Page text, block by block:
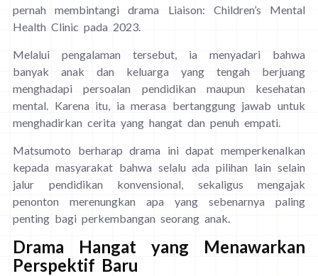
pernah membintangi drama Liaison: Children’s Mental
Health Clinic pada 2023.
Melalui pengalaman tersebut, ia menyadari bahwa
banyak anak dan keluarga yang tengah berjuang
menghadapi persoalan pendidikan maupun kesehatan
mental. Karena itu, ia merasa bertanggung jawab untuk
menghadirkan cerita yang hangat dan penuh empati.
Matsumoto berharap drama ini dapat memperkenalkan
kepada masyarakat bahwa selalu ada pilihan lain selain
jalur pendidikan konvensional, sekaligus mengajak
penonton merenungkan apa yang sebenarnya paling
penting bagi perkembangan seorang anak.
Drama Hangat yang Menawarkan
Perspektif Baru